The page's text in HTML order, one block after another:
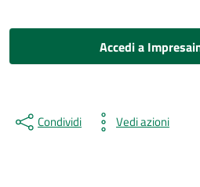
Accedi a
Condividi Vedi azioni